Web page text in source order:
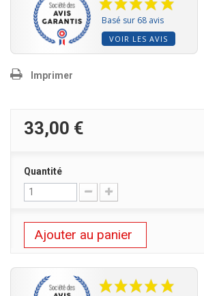
Basé sur 68 avis
VOIR LES AVIS
Imprimer
33,00 €
Quantité
Ajouter au panier